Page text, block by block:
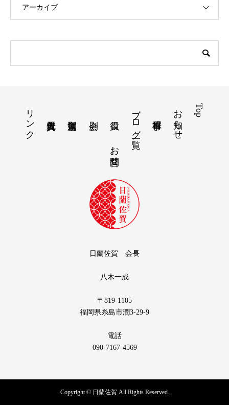
アーカイブ
Top
お知らせ
ブログ一覧
リンク
お問合せ
日蘭佐賀 会長
八木一成
〒819-1105
福岡県糸島市潤3-29-9
電話
090-7167-4569
Copyright © 日蘭佐賀 All Rights Reserved.